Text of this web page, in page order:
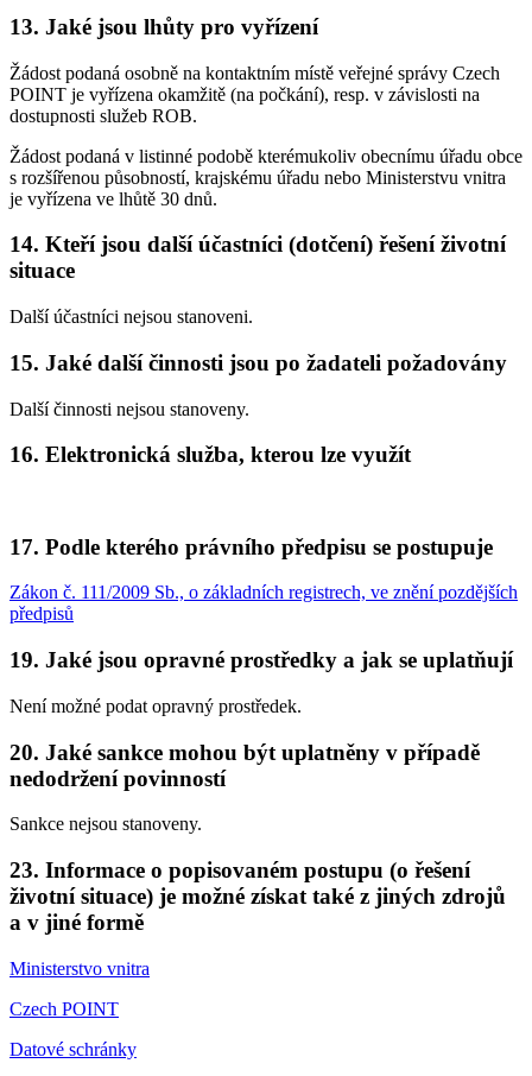
13. Jaké jsou lhůty pro vyřízení
Žádost podaná osobně na kontaktním místě veřejné správy Czech
POINT je vyřízena okamžitě (na počkání), resp. v závislosti na
dostupnosti služeb ROB.
Žádost podaná v listinné podobě kterémukoliv obecnímu úřadu obce
s rozšířenou působností, krajskému úřadu nebo Ministerstvu vnitra
je vyřízena ve lhůtě 30 dnů.
14. Kteří jsou další účastníci (dotčení) řešení životní
situace
Další účastníci nejsou stanoveni.
15. Jaké další činnosti jsou po žadateli požadovány
Další činnosti nejsou stanoveny.
16. Elektronická služba, kterou lze využít
17. Podle kterého právního předpisu se postupuje
Zákon č. 111/2009 Sb., o základních registrech, ve znění pozdějších
předpisů
19. Jaké jsou opravné prostředky a jak se uplatňují
Není možné podat opravný prostředek.
20. Jaké sankce mohou být uplatněny v případě
nedodržení povinností
Sankce nejsou stanoveny.
23. Informace o popisovaném postupu (o řešení
životní situace) je možné získat také z jiných zdrojů
a v jiné formě
Ministerstvo vnitra
Czech POINT
Datové schránky